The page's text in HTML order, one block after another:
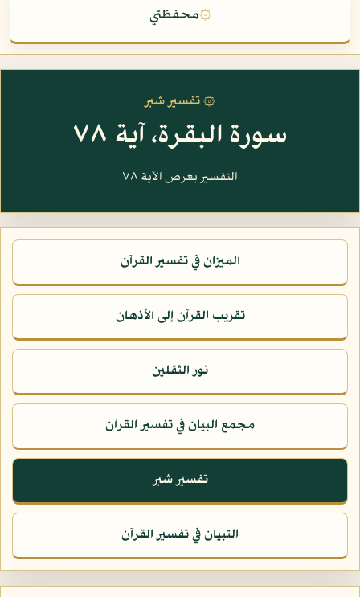
۞محفظتي
۞ تفسير شبر
سورة البقرة، آية ٧٨
التفسير يعرض الآية ٧٨
الميزان في تفسير القرآن
تقريب القرآن إلى الأذهان
نور الثقلين
مجمع البيان في تفسير القرآن
تفسير شبر
التبيان في تفسير القرآن